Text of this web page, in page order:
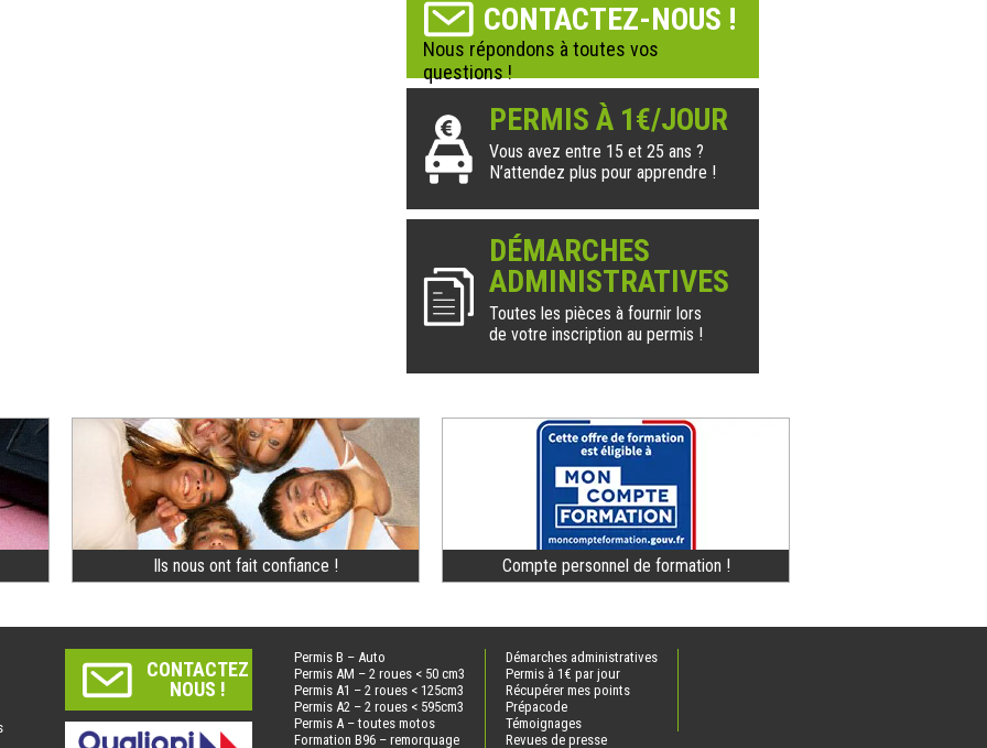
CONTACTEZ-NOUS !
Nous répondons à toutes vos
questions !
PERMIS À 1€/JOUR
Vous avez entre 15 et 25 ans ?
N’attendez plus pour apprendre !
DÉMARCHES
ADMINISTRATIVES
Toutes les pièces à fournir lors
de votre inscription au permis !
Ils nous ont fait confiance ! Compte personnel de formation !
CONTACTEZ
NOUS !
Permis B – Auto
Permis AM – 2 roues < 50 cm3
Permis A1 – 2 roues < 125cm3
Permis A2 – 2 roues < 595cm3
Permis A – toutes motos
Formation B96 – remorquage
Démarches administratives
Permis à 1€ par jour
Récupérer mes points
Prépacode
Témoignages
Revues de presse